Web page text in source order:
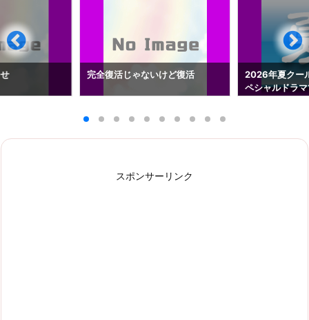
完全復活じゃないけど復活
2026年夏クー
ペシャルドラ
スポンサーリンク